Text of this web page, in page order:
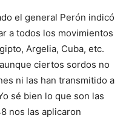
el general Perón indicó
a todos los movimientos
Argelia, Cuba, etc.
ciertos sordos no
ni las han transmitido a
sé bien lo que son las
nos las aplicaron